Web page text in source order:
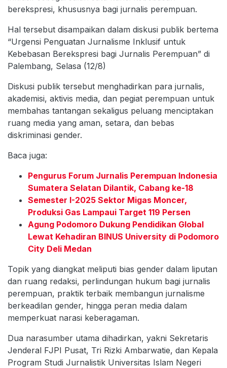
berekspresi, khususnya bagi jurnalis perempuan.
Hal tersebut disampaikan dalam diskusi publik bertema
“Urgensi Penguatan Jurnalisme Inklusif untuk
Kebebasan Berekspresi bagi Jurnalis Perempuan” di
Palembang, Selasa (12/8)
Diskusi publik tersebut menghadirkan para jurnalis,
akademisi, aktivis media, dan pegiat perempuan untuk
membahas tantangan sekaligus peluang menciptakan
ruang media yang aman, setara, dan bebas
diskriminasi gender.
Baca juga:
Pengurus Forum Jurnalis Perempuan Indonesia
Sumatera Selatan Dilantik, Cabang ke-18
Semester I-2025 Sektor Migas Moncer,
Produksi Gas Lampaui Target 119 Persen
Agung Podomoro Dukung Pendidikan Global
Lewat Kehadiran BINUS University di Podomoro
City Deli Medan
Topik yang diangkat meliputi bias gender dalam liputan
dan ruang redaksi, perlindungan hukum bagi jurnalis
perempuan, praktik terbaik membangun jurnalisme
berkeadilan gender, hingga peran media dalam
memperkuat narasi keberagaman.
Dua narasumber utama dihadirkan, yakni Sekretaris
Jenderal FJPI Pusat, Tri Rizki Ambarwatie, dan Kepala
Program Studi Jurnalistik Universitas Islam Negeri